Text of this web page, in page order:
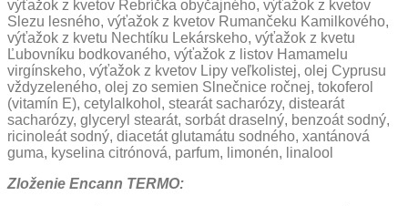
výťažok z kvetov Rebríčka obyčajného, výťažok z kvetov
Slezu lesného, výťažok z kvetov Rumančeku Kamilkového,
výťažok z kvetu Nechtíku Lekárskeho, výťažok z kvetu
Ľubovníku bodkovaného, výťažok z listov Hamamelu
virgínskeho, výťažok z kvetov Lipy veľkolistej, olej Cyprusu
vždyzeleného, olej zo semien Slnečnice ročnej, tokoferol
(vitamín E), cetylalkohol, stearát sacharózy, distearát
sacharózy, glyceryl stearát, sorbát draselný, benzoát sodný,
ricinoleát sodný, diacetát glutamátu sodného, xantánová
guma, kyselina citrónová, parfum, limonén, linalool
Zloženie Encann TERMO: